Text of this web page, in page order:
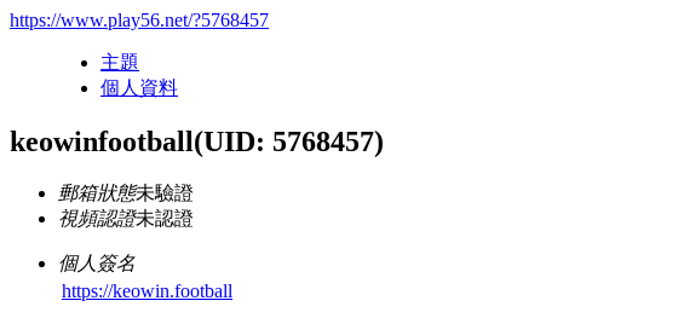
https://www.play56.net/?5768457
主題
個人資料
keowinfootball(UID: 5768457)
郵箱狀態未驗證
視頻認證未認證
個人簽名
https://keowin.football